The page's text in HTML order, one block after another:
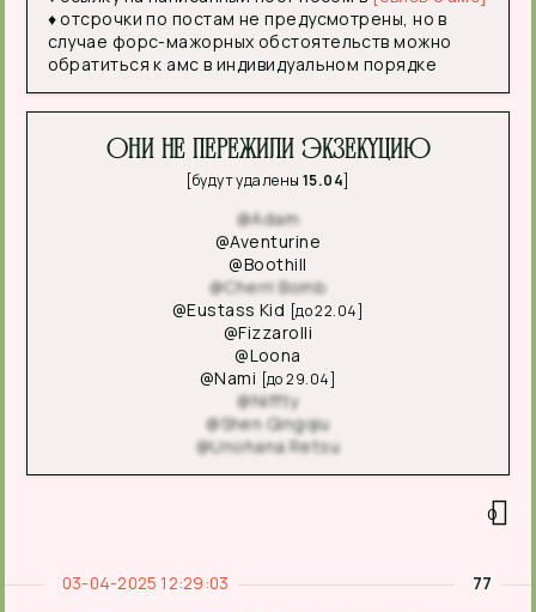
♦ отсрочки по постам не предусмотрены, но в
случае форс-мажорных обстоятельств можно
обратиться к амс в индивидуальном порядке
Они не пережили экзекуцию
[будут удалены15.04]
@Adam
@Aventurine
@Boothill
@Cherri Bomb
@Eustass Kid [до 22.04]
@Fizzarolli
@Loona
@Nami [до 29.04]
@Niffty
@Shen Qingqiu
@Unohana Retsu
0
77
03-04-2025 12:29:03